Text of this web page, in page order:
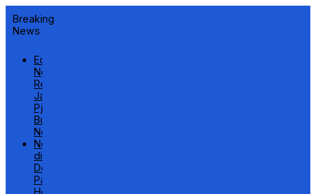
Breaking
News
Edison
Ngwijangge
Resmi
Jabat
Pj
Bupati
Nduga
Nongkrong
di
Dekat
Pantai